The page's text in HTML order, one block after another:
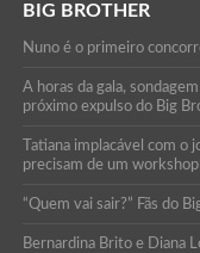
BIG BROTHER
Nuno é o primeiro
A horas da gala,
próximo expulso do Big
Tatiana implacável com o
precisam de um
“Quem vai sair?” Fãs do
Bernardina Brito e Diana